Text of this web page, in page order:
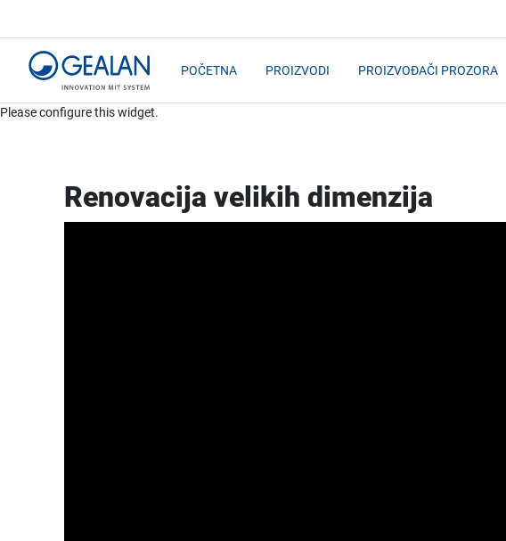
POČETNA PROIZVODI PROIZVOĐAČI PROZORA
Please configure this widget.
Renovacija velikih dimenzija